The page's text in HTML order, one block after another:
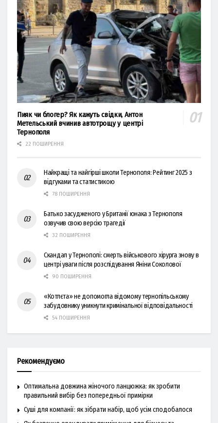
Пияк чи блогер? Як кажуть свідки, Антон
Метельський вчинив автотрощу у центрі
Тернополя
22 ПОШИРЕННЯ
Найкращі та найгірші школи Тернополя: Рейтинг 2025 з
відгуками та статистикою
78 ПОШИРЕННЯ
Батько засудженого у Британії юнака з Тернополя
озвучив свою версію трагедії
32 ПОШИРЕННЯ
Скандал у Тернополі: смерть військового хірурга знову в
центрі уваги після розслідування Яніни Соколової
90 ПОШИРЕННЯ
«Котлєта» не допомогла відомому тернопільському
забудовнику уникнути кримінальної відповідальності
54 ПОШИРЕННЯ
Рекомендуємо
Оптимальна довжина жіночого ланцюжка: як зробити
правильний вибір без попередньої примірки
Суші для компанії: як зібрати набір, щоб усім сподобалося